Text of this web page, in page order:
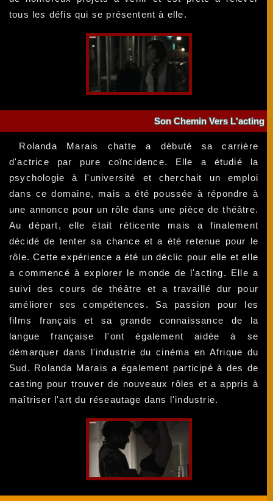
tous les défis qui se présentent à elle.
Son Chemin Vers L'acting
Rolanda Marais chatte a débuté sa carrière
d'actrice par pure coïncidence. Elle a étudié la
psychologie à l'université et cherchait un emploi
dans ce domaine, mais a été poussée à répondre à
une annonce pour un rôle dans une pièce de théâtre.
Au départ, elle était réticente mais a finalement
décidé de tenter sa chance et a été retenue pour le
rôle. Cette expérience a été un déclic pour elle et elle
a commencé à explorer le monde de l'acting. Elle a
suivi des cours de théâtre et a travaillé dur pour
améliorer ses compétences. Sa passion pour les
films français et sa grande connaissance de la
langue française l'ont également aidée à se
démarquer dans l'industrie du cinéma en Afrique du
Sud. Rolanda Marais a également participé à des de
casting pour trouver de nouveaux rôles et a appris à
maîtriser l'art du réseautage dans l'industrie.